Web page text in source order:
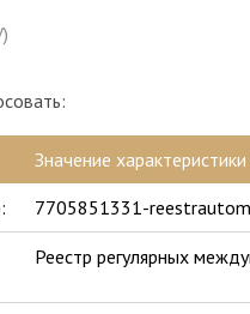
Значение характеристики
7705851331-
Реестр регулярных